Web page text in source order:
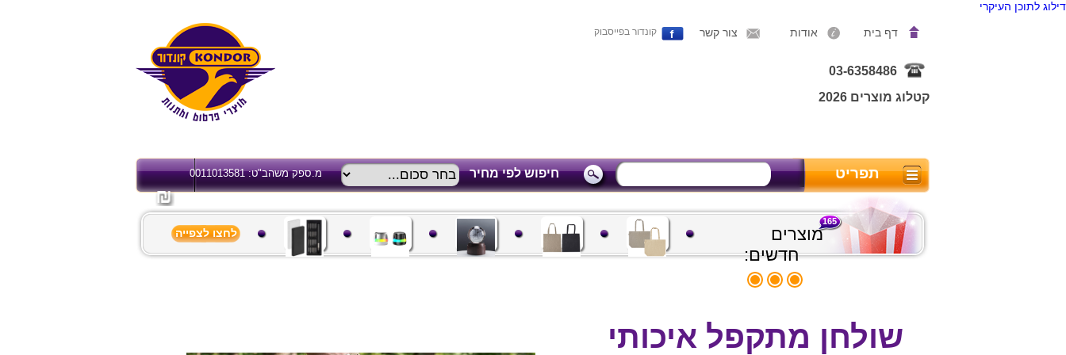
דילוג לתוכן העיקרי
דף בית אודות צור קשר קונדור בפייסבוק
03-6358486
קטלוג מוצרים 2026
תפריט חיפוש לפי מחיר מ.ספק משהב"ט: 0011013581
מוצרים
חדשים:
165
לחצו לצפייה
שולחן מתקפל איכותי